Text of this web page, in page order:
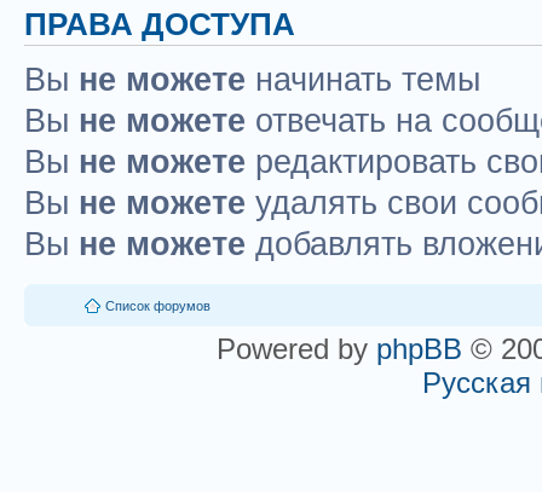
ПРАВА ДОСТУПА
Вы не можете начинать темы
Вы не можете отвечать на
Вы не можете редактировать
Вы не можете удалять свои
Вы не можете добавлять
Список форумов
Powered by phpBB ©